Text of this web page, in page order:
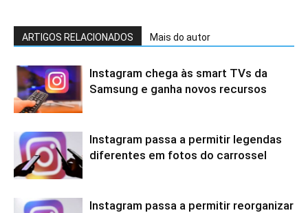
ARTIGOS RELACIONADOS Mais do autor
Instagram chega às smart TVs da
Samsung e ganha novos recursos
Instagram passa a permitir legendas
diferentes em fotos do carrossel
Instagram passa a permitir reorganizar